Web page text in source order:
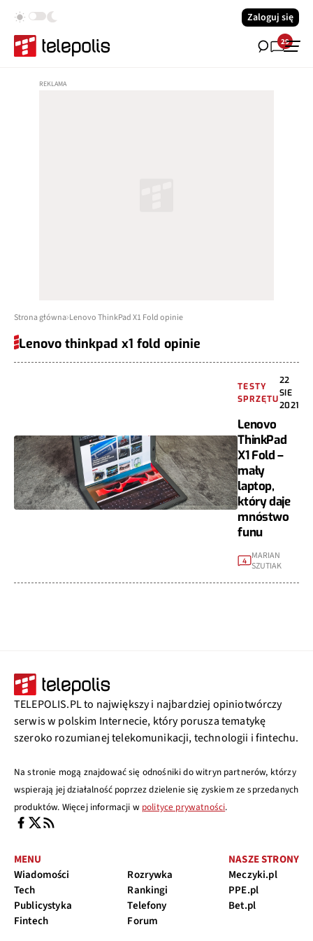
Zaloguj się
29
Strona główna Lenovo ThinkPad X1 Fold opinie
Lenovo thinkpad x1 fold opinie
TESTY
SPRZĘTU
22
SIE
2021
Lenovo
ThinkPad
X1 Fold –
mały
laptop,
który daje
mnóstwo
funu
4
MARIAN
SZUTIAK
TELEPOLIS.PL to największy i najbardziej opiniotwórczy
serwis w polskim Internecie, który porusza tematykę
szeroko rozumianej telekomunikacji, technologii i fintechu.
Na stronie mogą znajdować się odnośniki do witryn partnerów, którzy
wspierają jej działalność poprzez dzielenie się zyskiem ze sprzedanych
produktów. Więcej informacji w polityce prywatności.
MENU
Wiadomości
Tech
Publicystyka
Fintech
Rozrywka
Rankingi
Telefony
Forum
NASZE STRONY
Meczyki.pl
PPE.pl
Bet.pl